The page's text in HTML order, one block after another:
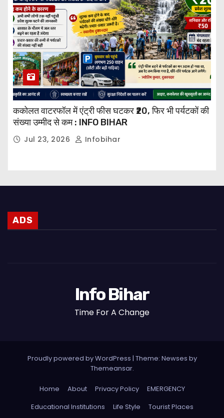
ककोलत वाटरफॉल में एंट्री फीस घटकर ₹20, फिर भी पर्यटकों की
संख्या उम्मीद से कम : INFO BIHAR
Jul 23, 2026 Infobihar
ADS
Info Bihar
Time For A Change
Proudly powered by WordPress | Theme: Newses by
Themeansar.
Home About Privacy Policy
EMERGENCY
Educational Institutions
Life Style Tourist Places